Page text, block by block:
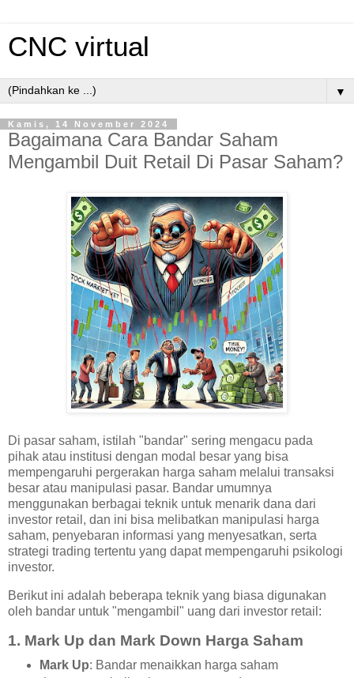
CNC virtual
▼
Kamis, 14 November 2024
Bagaimana Cara Bandar Saham
Mengambil Duit Retail Di Pasar Saham?
Di pasar saham, istilah "bandar" sering mengacu pada
pihak atau institusi dengan modal besar yang bisa
mempengaruhi pergerakan harga saham melalui transaksi
besar atau manipulasi pasar. Bandar umumnya
menggunakan berbagai teknik untuk menarik dana dari
investor retail, dan ini bisa melibatkan manipulasi harga
saham, penyebaran informasi yang menyesatkan, serta
strategi trading tertentu yang dapat mempengaruhi psikologi
investor.
Berikut ini adalah beberapa teknik yang biasa digunakan
oleh bandar untuk "mengambil" uang dari investor retail:
1. Mark Up dan Mark Down Harga Saham
Mark Up: Bandar menaikkan harga saham